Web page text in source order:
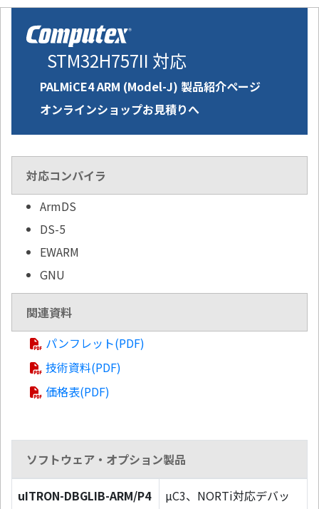
STM32H757II 対応
PALMiCE4 ARM (Model-J) 製品紹介ページ
オンラインショップお見積りへ
対応コンパイラ
ArmDS
DS-5
EWARM
GNU
関連資料
パンフレット(PDF)
技術資料(PDF)
価格表(PDF)
ソフトウェア・オプション製品
uITRON-DBGLIB-ARM/P4
µC3、NORTi対応デバッ